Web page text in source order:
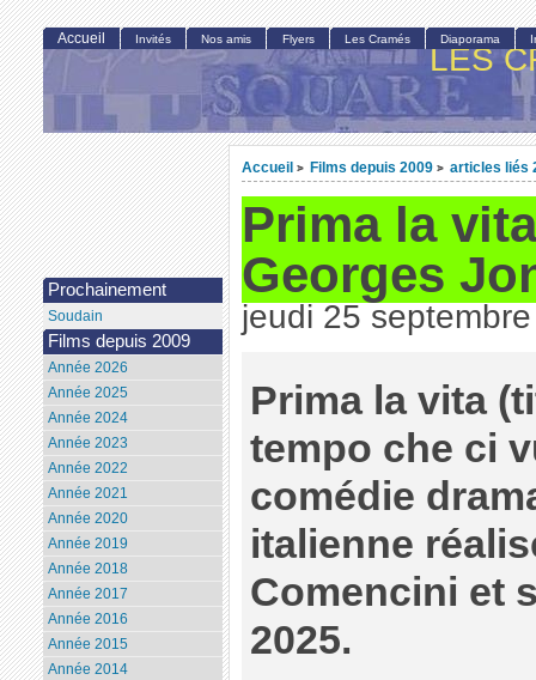
LES
Accueil > Films depuis 2009 > articles liés
Prima la
Georges
jeudi 25
Prima la vita
tempo che ci
comédie
italienne
Comencini et
2025.
Accueil Invités Nos amis Flyers Les Cramés Diaporama
Prochainement
Soudain
Films depuis 2009
Année 2026
Année 2025
Année 2024
Année 2023
Année 2022
Année 2021
Année 2020
Année 2019
Année 2018
Année 2017
Année 2016
Année 2015
Année 2014